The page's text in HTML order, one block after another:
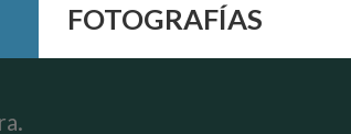
FOTOGRAFÍAS